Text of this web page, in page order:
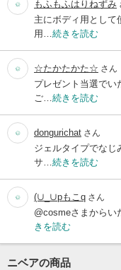
もふもふはりねずみ
主にボディ用として
用… 続きを読む
☆たかたかた☆ さん
プレゼント当選でい
ご… 続きを読む
dongurichat さん
ジェルタイプでなじ
サ… 続きを読む
(∪_∪pもこq さん
@cosmeさまからい
きを読む
ニベアの商品